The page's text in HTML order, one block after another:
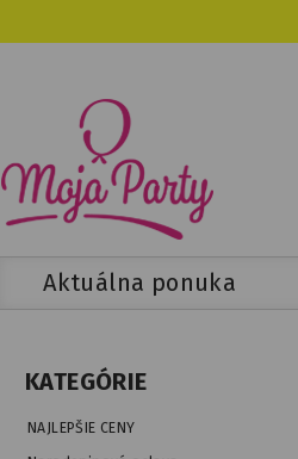
Aktuálna ponuka
KATEGÓRIE
NAJLEPŠIE CENY